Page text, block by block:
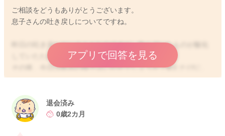
ご相談をどうもありがとうございます。
息子さんの吐き戻しについてですね。
昨日の吐き戻しということなのですが、飲んでいたものが酸化
していたために黄色になっていたのかなと思います。
その後、今日は飲みの様子はいかがでしょうか？飲むたびに、
飲んでいるそばから吐くことを繰り返していたり、ぐったりと
だいても良いと思いますよ。
アプリで回答を見る
退会済み
0歳2カ月